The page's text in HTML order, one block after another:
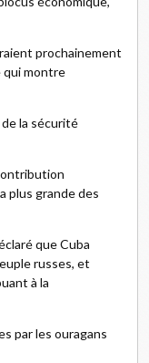
prochainement
qui montre
la sécurité
plus grande des
que Cuba
russes, et
à la
par les ouragans